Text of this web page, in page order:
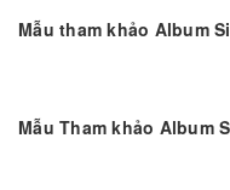
Mẫu tham khảo Album
Mẫu Tham khảo Album